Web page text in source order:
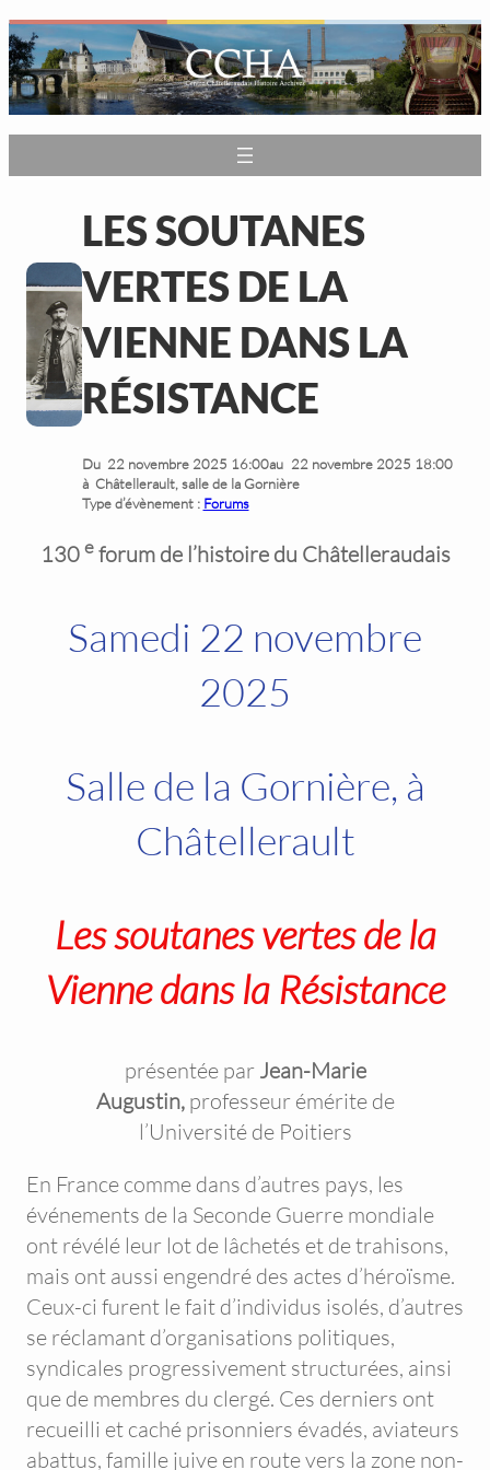
LES SOUTANES
VERTES DE LA
VIENNE DANS LA
RÉSISTANCE
Du 22 novembre 2025 16:00au 22 novembre 2025 18:00
à Châtellerault, salle de la Gornière
Type d’évènement : Forums
130eforum de l’histoire du Châtelleraudais
Samedi 22 novembre
2025
Salle de la Gornière, à
Châtellerault
Les soutanes vertes de la
Vienne dans la Résistance
présentée par Jean-Marie
Augustin, professeur émérite de
l’Université de Poitiers
En France comme dans d’autres pays, les
événements de la Seconde Guerre mondiale
ont révélé leur lot de lâchetés et de trahisons,
mais ont aussi engendré des actes d’héroïsme.
Ceux-ci furent le fait d’individus isolés, d’autres
se réclamant d’organisations politiques,
syndicales progressivement structurées, ainsi
que de membres du clergé. Ces derniers ont
recueilli et caché prisonniers évadés, aviateurs
abattus, famille juive en route vers la zone non-